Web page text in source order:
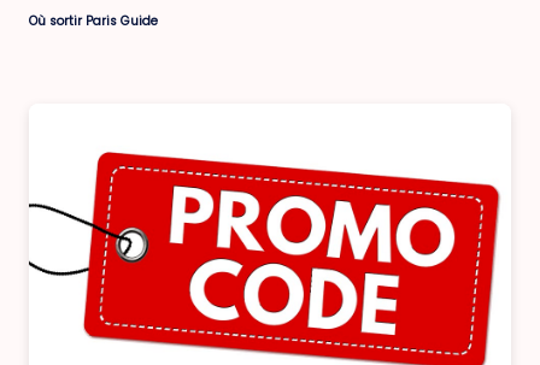
Posted
Où sortir Paris Guide